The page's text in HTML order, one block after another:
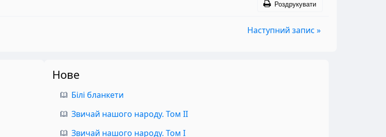
Роздрукувати
Наступний запис »
Нове
Білі бланкети
Звичай нашого народу. Том II
Звичай нашого народу. Том I